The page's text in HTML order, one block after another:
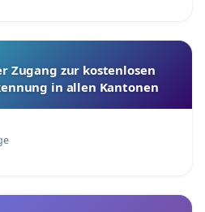
Zugang zur kostenlosen
in allen Kantonen